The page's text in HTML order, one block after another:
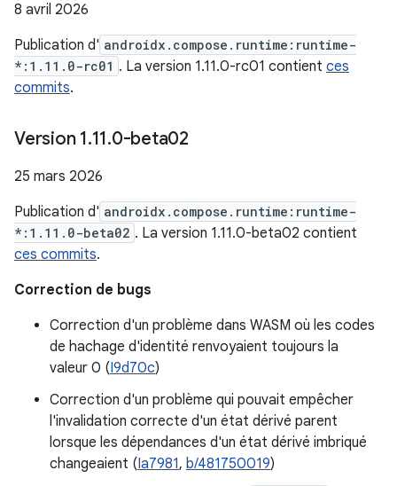
8 avril 2026
Publication d' androidx.compose.runtime:runtime-
*:1.11.0-rc01 . La version 1.11.0-rc01 contient ces
commits.
Version 1.11.0-beta02
25 mars 2026
Publication d' androidx.compose.runtime:runtime-
*:1.11.0-beta02 . La version 1.11.0-beta02 contient
ces commits.
Correction de bugs
Correction d'un problème dans WASM où les codes
de hachage d'identité renvoyaient toujours la
valeur 0 (I9d70c)
Correction d'un problème qui pouvait empêcher
l'invalidation correcte d'un état dérivé parent
lorsque les dépendances d'un état dérivé imbriqué
changeaient (Ia7981, b/481750019)